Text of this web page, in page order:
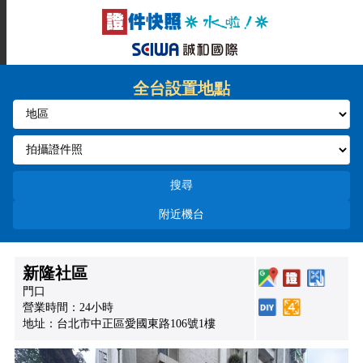
全台設置地點
搜尋
附近機台
新隆社區
門口
營業時間：24小時
地址：台北市中正區愛國東路106號1樓